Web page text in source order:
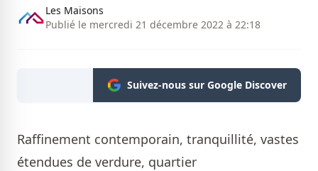
Les Maisons
Publié le mercredi 21 décembre 2022 à 22:18
Suivez-nous sur Google Discover
Raffinement contemporain, tranquillité, vastes
étendues de verdure, quartier